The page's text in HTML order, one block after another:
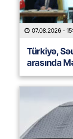
07.08.2026 -
Türkiyə,
arasında